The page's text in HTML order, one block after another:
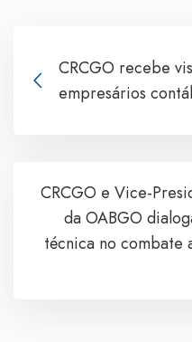
CRCGO recebe
empresários
CRCGO e Vice-
da OABGO
técnica no combate